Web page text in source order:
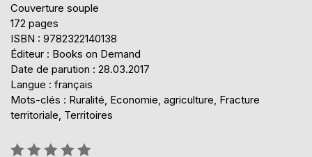
Couverture souple
172 pages
ISBN : 9782322140138
Éditeur : Books on Demand
Date de parution : 28.03.2017
Langue : français
Mots-clés : Ruralité, Economie, agriculture, Fracture
territoriale, Territoires
Évaluation: